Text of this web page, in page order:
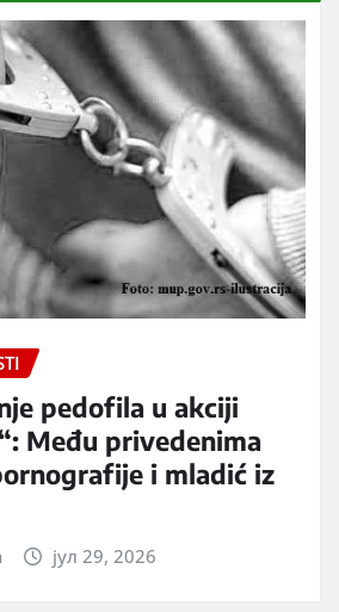
pedofila u akciji
Među privedenima
i mladić iz
јул 29, 2026